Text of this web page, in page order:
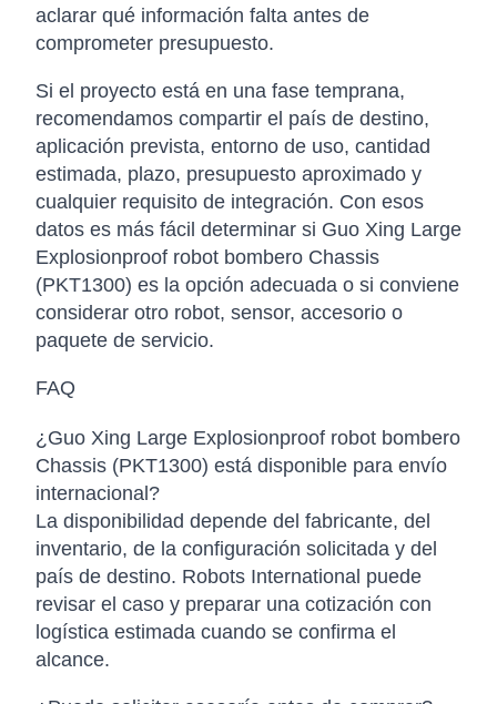
aclarar qué información falta antes de
comprometer presupuesto.
Si el proyecto está en una fase temprana,
recomendamos compartir el país de destino,
aplicación prevista, entorno de uso, cantidad
estimada, plazo, presupuesto aproximado y
cualquier requisito de integración. Con esos
datos es más fácil determinar si Guo Xing Large
Explosionproof robot bombero Chassis
(PKT1300) es la opción adecuada o si conviene
considerar otro robot, sensor, accesorio o
paquete de servicio.
FAQ
¿Guo Xing Large Explosionproof robot bombero
Chassis (PKT1300) está disponible para envío
internacional?
La disponibilidad depende del fabricante, del
inventario, de la configuración solicitada y del
país de destino. Robots International puede
revisar el caso y preparar una cotización con
logística estimada cuando se confirma el
alcance.